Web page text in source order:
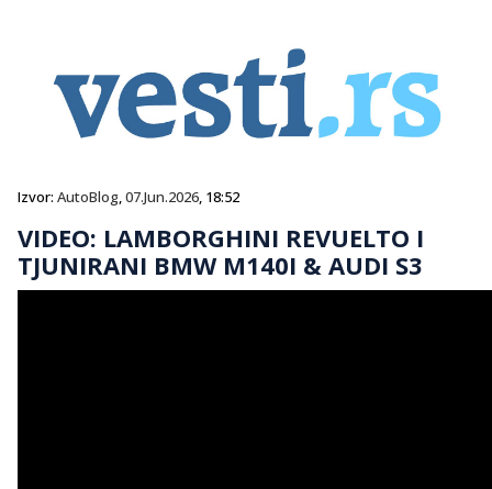
Izvor: AutoBlog,07.Jun.2026, 18:52
VIDEO: LAMBORGHINI REVUELTO I
TJUNIRANI BMW M140I & AUDI S3